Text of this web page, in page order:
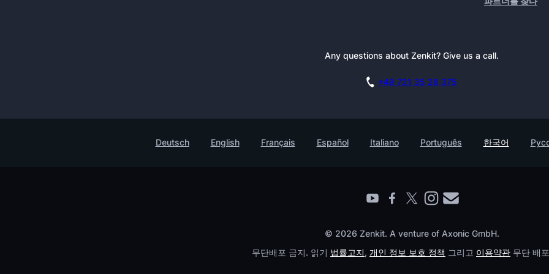
Any questions about Zenkit? Give us a call.
+49 721 35 28 375
Deutsch English Français Español Italiano Português 한국어
© 2026 Zenkit. A venture of Axonic GmbH.
무단배포 금지. 읽기 법률고지, 개인 정보 보호 정책 그리고 이용약관 무단 배